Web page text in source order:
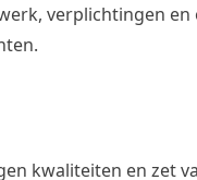
verplichtingen
kwaliteiten en zet